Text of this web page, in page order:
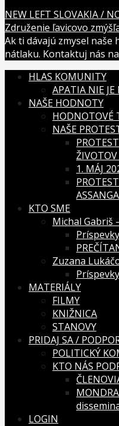
NEW LEFT SLOVAKIA /
Združenie ľavicovo
Ak ti dávajú zmysel naše
nátlaku. Kontaktuj nás
HLAS KOMUNITY
APATIA NIE
NAŠE HODNOTY
HODNOTOVÉ
NAŠE
1. MÁJ
KTO SME
Michal Gabriš
Zuzana
MATERIÁLY
FILMY
KNIŽNICA
STANOVY
PRIDAJ SA /
POLITICKÝ
KTO NÁS
LOGIN